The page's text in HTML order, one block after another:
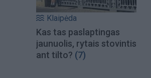
Klaipėda
Kas tas paslaptingas
jaunuolis, rytais stovintis
ant tilto? (7)